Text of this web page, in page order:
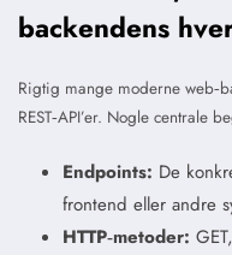
backendens
Rigtig mange moderne
REST‑API’er. Nogle
Endpoints: De
frontend eller andre
HTTP‑metoder: